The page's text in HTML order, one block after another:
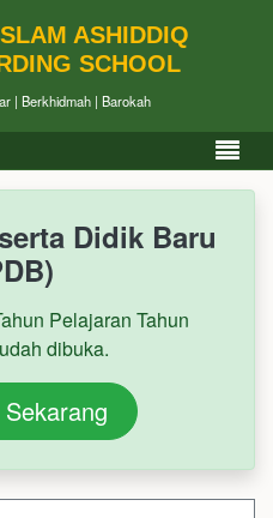
ASHIDDIQ
SCHOOL
| Berkhidmah | Barokah
Didik Baru
Pelajaran Tahun
dibuka.